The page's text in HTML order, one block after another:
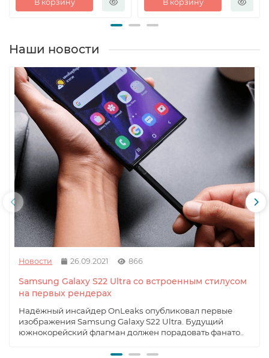
В корзину В корзину
Наши новости
Новости 26.09.2021 866
Samsung Galaxy S22 Ultra со встроенным стилусом
на первых рендерах
Надёжный инсайдер OnLeaks опубликовал первые
изображения Samsung Galaxy S22 Ultra. Будущий
южнокорейский флагман должен порадовать фанато..